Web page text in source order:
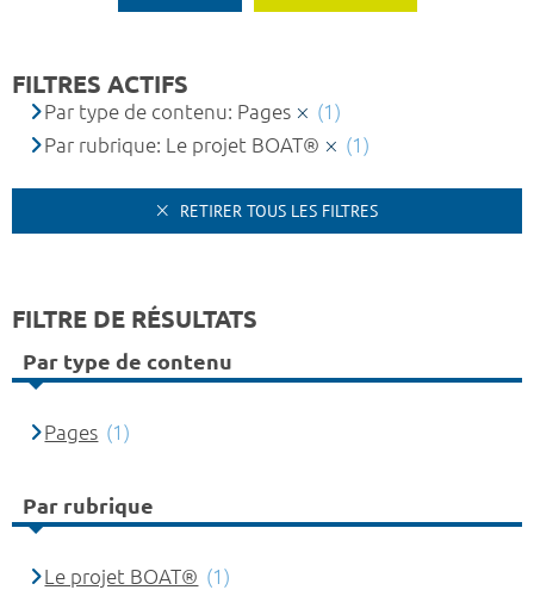
FILTRES ACTIFS
Par type de contenu: Pages
(1)
Par rubrique: Le projet BOAT®
(1)
RETIRER TOUS LES FILTRES
FILTRE DE RÉSULTATS
Par type de contenu
Pages (1)
Par rubrique
Le projet BOAT® (1)